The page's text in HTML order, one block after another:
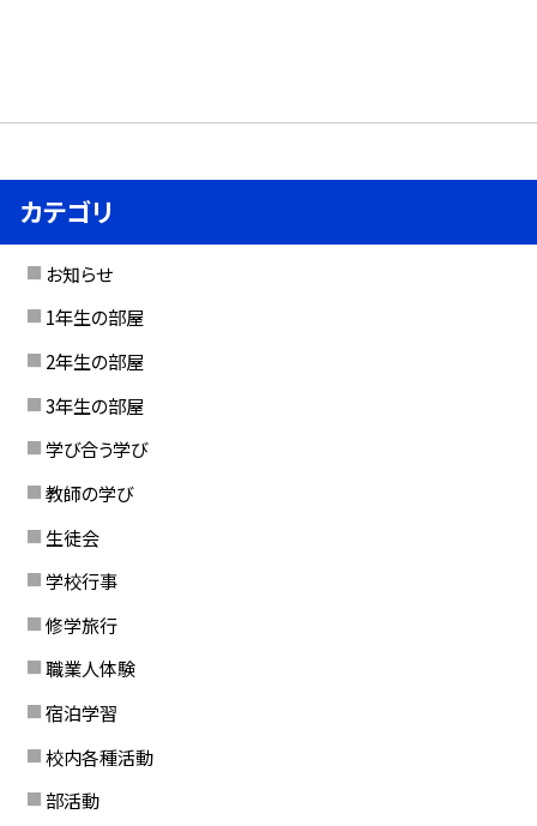
カテゴリ
お知らせ
1年生の部屋
2年生の部屋
3年生の部屋
学び合う学び
教師の学び
生徒会
学校行事
修学旅行
職業人体験
宿泊学習
校内各種活動
部活動